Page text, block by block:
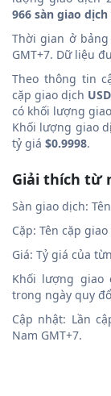
966 sàn giao dịch
Thời gian ở
GMT+7. Dữ liệu
Theo thông tin
cặp giao dịch
có khối lượng
Khối lượng giao
tỷ giá $0.9998.
Giải thích từ
Sàn giao dịch:
Cặp: Tên cặp
Giá: Tỷ giá của
Khối lượng giao
trong ngày quy
Cập nhật: Lần
Nam GMT+7.